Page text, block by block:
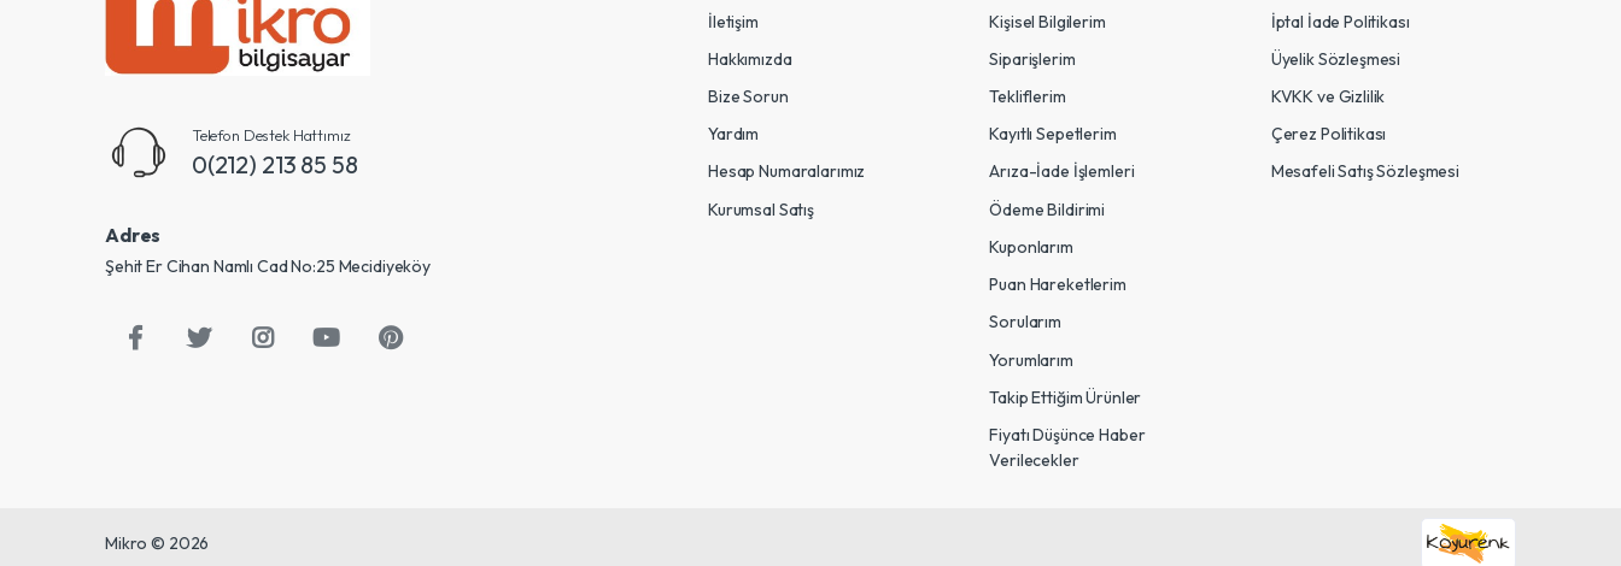
Telefon Destek Hattımız
0(212) 213 85 58
Adres
Şehit Er Cihan Namlı Cad No:25 Mecidiyeköy
İletişim
Hakkımızda
Bize Sorun
Yardım
Hesap Numaralarımız
Kurumsal Satış
Kişisel Bilgilerim
Siparişlerim
Tekliflerim
Kayıtlı Sepetlerim
Arıza-İade İşlemleri
Ödeme Bildirimi
Kuponlarım
Puan Hareketlerim
Sorularım
Yorumlarım
Takip Ettiğim Ürünler
Fiyatı Düşünce Haber
Verilecekler
İptal İade Politikası
Üyelik Sözleşmesi
KVKK ve Gizlilik
Çerez Politikası
Mesafeli Satış Sözleşmesi
Mikro © 2026